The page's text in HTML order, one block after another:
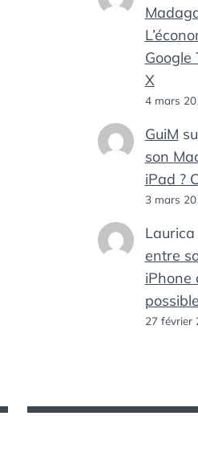
Google
X
4 mars
GuiM
son
iPad ?
3 mars
Laurica
entre
iPhone
27 février